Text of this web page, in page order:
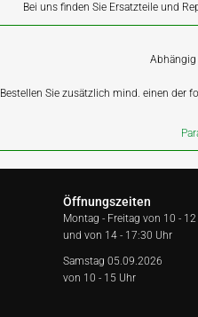
Bei uns finden Sie Ersatzteile und
Abhängig
Bestellen Sie zusätzlich mind. einen der
Öffnungszeiten
Montag - Freitag von 10 -
und von 14 - 17:30 Uhr
Samstag 05.09.2026
von 10 - 15 Uhr